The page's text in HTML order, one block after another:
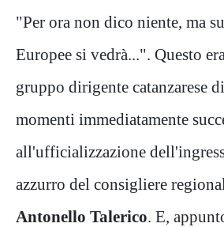
"Per ora non dico niente, ma
Europee si vedrà...". Questo
gruppo dirigente catanzarese di
momenti immediatamente
all'ufficializzazione
azzurro del consigliere
Antonello Talerico. E,